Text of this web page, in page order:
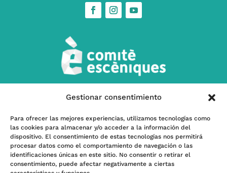
Gestionar consentimiento
Para ofrecer las mejores experiencias, utilizamos tecnologías como
las cookies para almacenar y/o acceder a la información del
dispositivo. El consentimiento de estas tecnologías nos permitirá
procesar datos como el comportamiento de navegación o las
identificaciones únicas en este sitio. No consentir o retirar el
consentimiento, puede afectar negativamente a ciertas
w Contacta’ns
l Subscriu-te a nostra Newsletter